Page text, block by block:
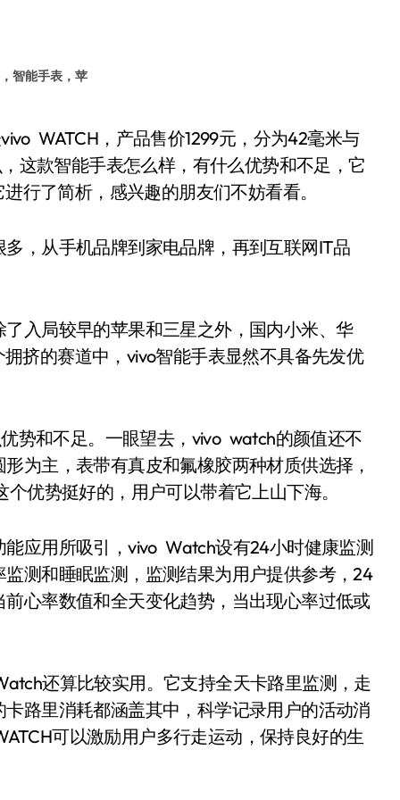
智能手表，苹
这款智能手表怎么样，有什么优势和不足，它
行了简析，感兴趣的朋友们不妨看看。
从手机品牌到家电品牌，再到互联网IT品
局较早的苹果和三星之外，国内小米、华
挤的赛道中，vivo智能手表显然不具备先发优
和不足。一眼望去，vivo watch的颜值还不
为主，表带有真皮和氟橡胶两种材质供选择，
优势挺好的，用户可以带着它上山下海。
用所吸引，vivo Watch设有24小时健康监测
测和睡眠监测，监测结果为用户提供参考，24
心率数值和全天变化趋势，当出现心率过低或
还算比较实用。它支持全天卡路里监测，走
路里消耗都涵盖其中，科学记录用户的活动消
可以激励用户多行走运动，保持良好的生